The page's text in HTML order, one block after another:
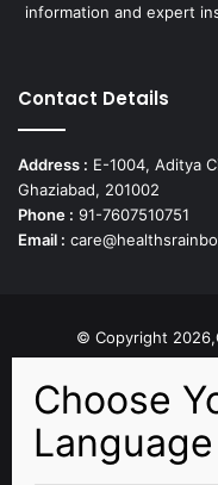
information and expert
Contact Details
Address : E-1004, Aditya
Ghaziabad, 201002
Phone : 91-7607510751
Email :
© Copyright
Facebook
X